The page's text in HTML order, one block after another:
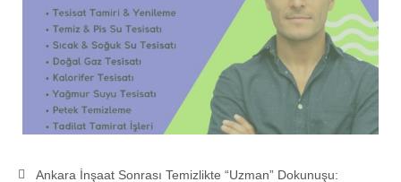
Ankara İnşaat Sonrası Temizlikte “Uzman” Dokunuşu: